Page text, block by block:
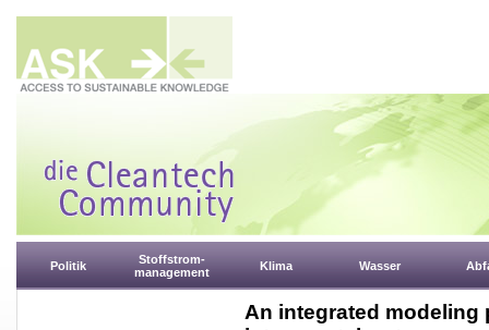
Politik
Stoffstrom-
management
Klima Wasser
An integrated modeling